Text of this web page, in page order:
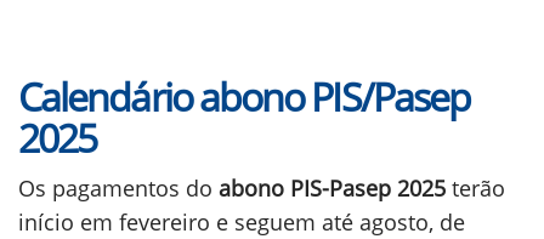
Calendário abono PIS/Pasep
2025
Os pagamentos do abono PIS-Pasep 2025 terão
início em fevereiro e seguem até agosto, de